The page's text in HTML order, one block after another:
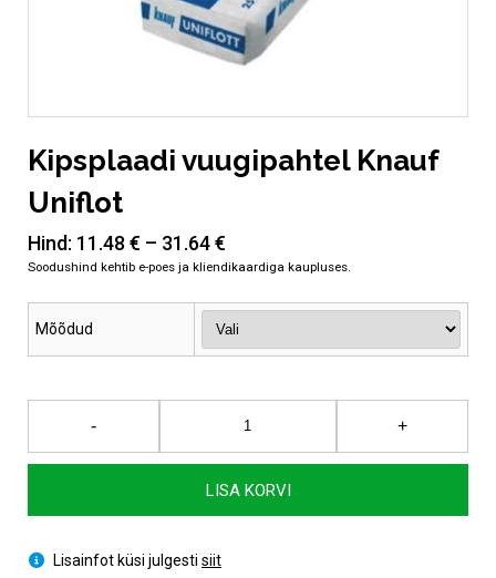
Kipsplaadi vuugipahtel Knauf
Uniflot
Hind: 11.48 € – 31.64€
Mõõdud
-
Knauf
+
LISA KORVI
Lisainfot küsi julgesti siit